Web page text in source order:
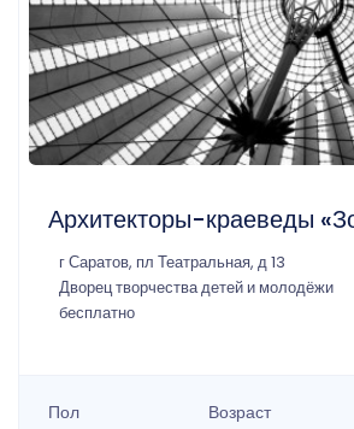
Архитекторы-краеведы
г Саратов, пл Театральная, д 13
Дворец творчества детей и молодёжи
бесплатно
Пол Возраст